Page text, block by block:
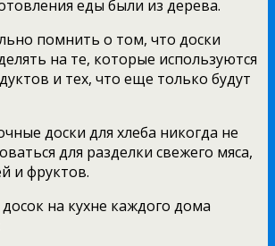
еды были из дерева.
помнить о том, что доски
на те, которые используются
и тех, что еще только будут
доски для хлеба никогда не
для разделки свежего мяса,
и фруктов.
на кухне каждого дома